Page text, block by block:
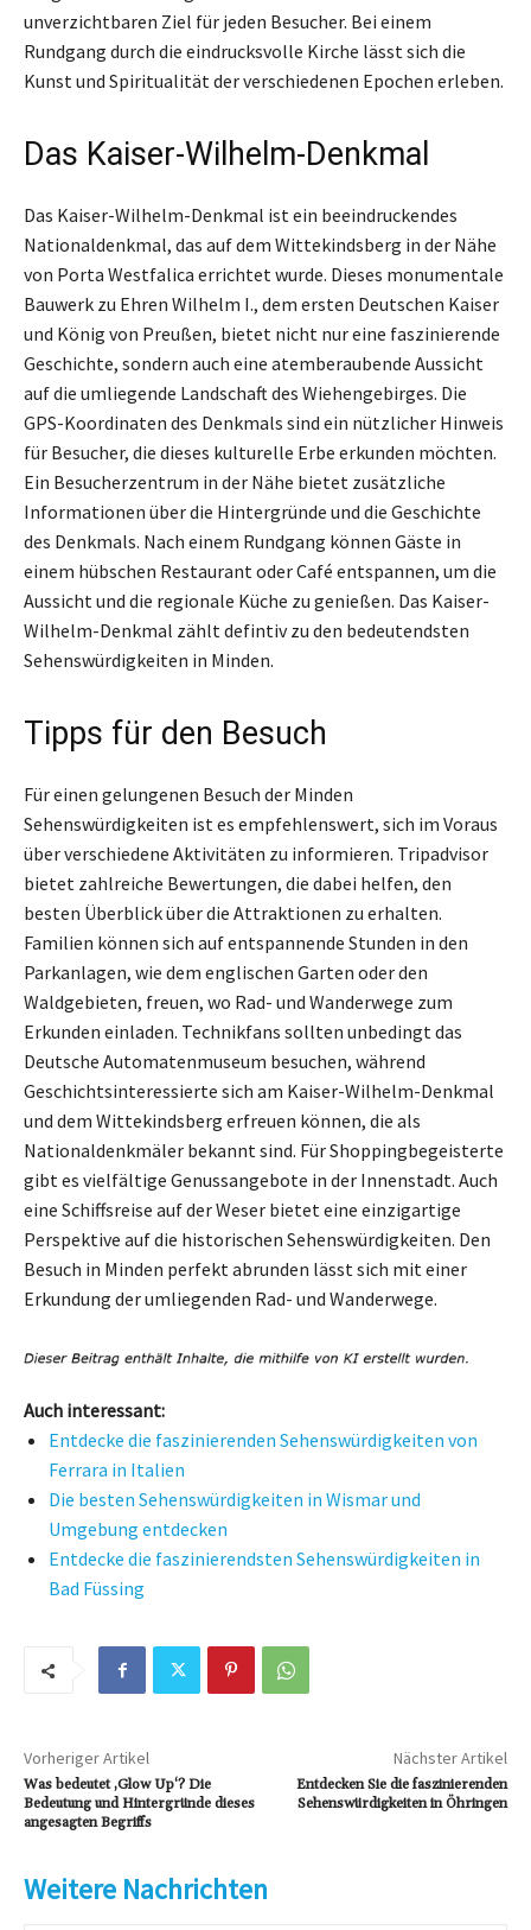
unverzichtbaren Ziel für jeden Besucher. Bei einem
Rundgang durch die eindrucksvolle Kirche lässt sich die
Kunst und Spiritualität der verschiedenen Epochen erleben.
Das Kaiser-Wilhelm-Denkmal
Das Kaiser-Wilhelm-Denkmal ist ein beeindruckendes
Nationaldenkmal, das auf dem Wittekindsberg in der Nähe
von Porta Westfalica errichtet wurde. Dieses monumentale
Bauwerk zu Ehren Wilhelm I., dem ersten Deutschen Kaiser
und König von Preußen, bietet nicht nur eine faszinierende
Geschichte, sondern auch eine atemberaubende Aussicht
auf die umliegende Landschaft des Wiehengebirges. Die
GPS-Koordinaten des Denkmals sind ein nützlicher Hinweis
für Besucher, die dieses kulturelle Erbe erkunden möchten.
Ein Besucherzentrum in der Nähe bietet zusätzliche
Informationen über die Hintergründe und die Geschichte
des Denkmals. Nach einem Rundgang können Gäste in
einem hübschen Restaurant oder Café entspannen, um die
Aussicht und die regionale Küche zu genießen. Das Kaiser-
Wilhelm-Denkmal zählt defintiv zu den bedeutendsten
Sehenswürdigkeiten in Minden.
Tipps für den Besuch
Für einen gelungenen Besuch der Minden
Sehenswürdigkeiten ist es empfehlenswert, sich im Voraus
über verschiedene Aktivitäten zu informieren. Tripadvisor
bietet zahlreiche Bewertungen, die dabei helfen, den
besten Überblick über die Attraktionen zu erhalten.
Familien können sich auf entspannende Stunden in den
Parkanlagen, wie dem englischen Garten oder den
Waldgebieten, freuen, wo Rad- und Wanderwege zum
Erkunden einladen. Technikfans sollten unbedingt das
Deutsche Automatenmuseum besuchen, während
Geschichtsinteressierte sich am Kaiser-Wilhelm-Denkmal
und dem Wittekindsberg erfreuen können, die als
Nationaldenkmäler bekannt sind. Für Shoppingbegeisterte
gibt es vielfältige Genussangebote in der Innenstadt. Auch
eine Schiffsreise auf der Weser bietet eine einzigartige
Perspektive auf die historischen Sehenswürdigkeiten. Den
Besuch in Minden perfekt abrunden lässt sich mit einer
Erkundung der umliegenden Rad- und Wanderwege.
Auch interessant:
Entdecke die faszinierenden Sehenswürdigkeiten von
Ferrara in Italien
Die besten Sehenswürdigkeiten in Wismar und
Umgebung entdecken
Entdecke die faszinierendsten Sehenswürdigkeiten in
Bad Füssing
Vorheriger Artikel
Was bedeutet ‚Glow Up‘? Die
Bedeutung und Hintergründe dieses
angesagten Begriffs
Nächster Artikel
Entdecken Sie die faszinierenden
Sehenswürdigkeiten in Öhringen
Weitere Nachrichten